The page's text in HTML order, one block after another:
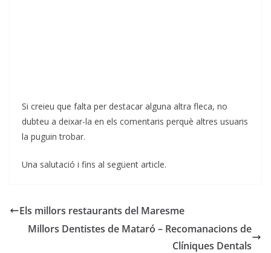
Si creieu que falta per destacar alguna altra fleca, no
dubteu a deixar-la en els comentaris perquè altres usuaris
la puguin trobar.
Una salutació i fins al següent article.
Els millors restaurants del Maresme
Millors Dentistes de Mataró – Recomanacions de
Clíniques Dentals